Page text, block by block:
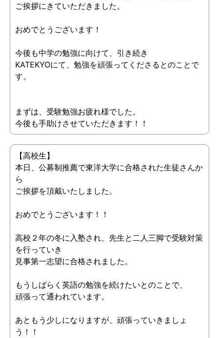
ご挨拶にきていただきました。
おめでとうございます！
今後も中学の勉強に向けて、引き続き
KATEKYOにて、勉強を頑張ってくださるとのことで
す。
まずは、受験勉強お疲れ様でした。
今後も手助けさせていただきます！！
【高校生】
本日、公募制推薦で東洋大学に合格された生徒さんか
ら
ご挨拶を頂戴いたしました。
おめでとうございます！！
高校２年の冬に入塾され、先生と二人三脚で受験対策
を行っていき
見事第一志望に合格されました。
もうしばらく英語の勉強を続けたいとのことで、
頑張って通われています。
あともう少しになりますが、頑張っていきましょ
う！！